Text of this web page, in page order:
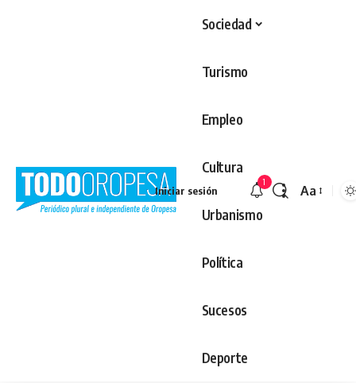
Sociedad
Turismo
Empleo
Cultura
Urbanismo
Política
Sucesos
Deporte
Iniciar sesión
1
Aa